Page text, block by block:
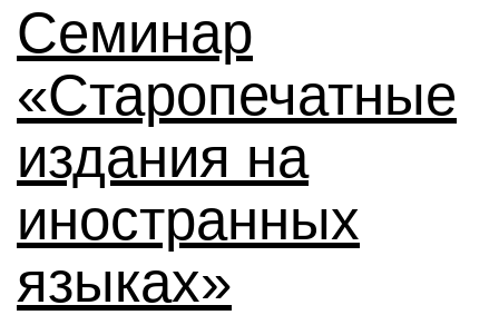
Семинар
«Старопечатные
издания на
иностранных
языках»